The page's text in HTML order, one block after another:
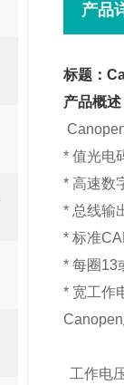
产品
标题：
产品概述
* 值光电
* 高速数
* 总线输
* 标准
* 每圈13
* 宽工作
工作电